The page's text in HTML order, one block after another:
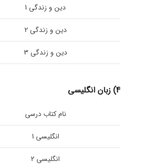
دین و زندگی 1
دین و زندگی 2
دین و زندگی 3
4) زبان انگلیسی
نام کتاب درسی
انگلیسی 1
انگلیسی 2